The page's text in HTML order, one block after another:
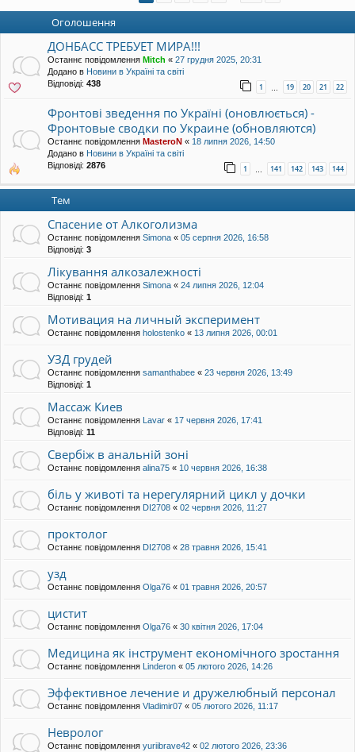
уп
Оголошення
ДОНБАСС ТРЕБУЕТ МИРА!!!
Останнє повідомлення Mitch « 27 грудня 2025, 20:31
Додано в Новини в Україні та світі
Відповіді: 438 1 … 19 20 21 22
Фронтові зведення по Україні (оновлюється) -
Фронтовые сводки по Украине (обновляются)
Останнє повідомлення MasteroN « 18 липня 2026, 14:50
Додано в Новини в Україні та світі
Відповіді: 2876 1 … 141 142 143 144
Тем
Спасение от Алкоголизма
Останнє повідомлення Simona « 05 серпня 2026, 16:58
Відповіді: 3
Лікування алкозалежності
Останнє повідомлення Simona « 24 липня 2026, 12:04
Відповіді: 1
Мотивация на личный эксперимент
Останнє повідомлення holostenko « 13 липня 2026, 00:01
УЗД грудей
Останнє повідомлення samanthabee « 23 червня 2026, 13:49
Відповіді: 1
Массаж Киев
Останнє повідомлення Lavar « 17 червня 2026, 17:41
Відповіді: 11
Свербіж в анальній зоні
Останнє повідомлення alina75 « 10 червня 2026, 16:38
біль у животі та нерегулярний цикл у дочки
Останнє повідомлення DI2708 « 02 червня 2026, 11:27
проктолог
Останнє повідомлення DI2708 « 28 травня 2026, 15:41
узд
Останнє повідомлення Olga76 « 01 травня 2026, 20:57
цистит
Останнє повідомлення Olga76 « 30 квітня 2026, 17:04
Медицина як інструмент економічного зростання
Останнє повідомлення Linderon « 05 лютого 2026, 14:26
Эффективное лечение и дружелюбный персонал
Останнє повідомлення Vladimir07 « 05 лютого 2026, 11:17
Невролог
Останнє повідомлення yuriibrave42 « 02 лютого 2026, 23:36